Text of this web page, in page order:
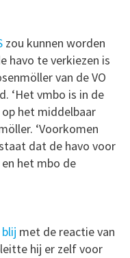
zou kunnen worden
havo te verkiezen is
van de VO
‘Het vmbo is in de
het middelbaar
‘Voorkomen
dat de havo voor
het mbo de
blij met de reactie van
hij er zelf voor